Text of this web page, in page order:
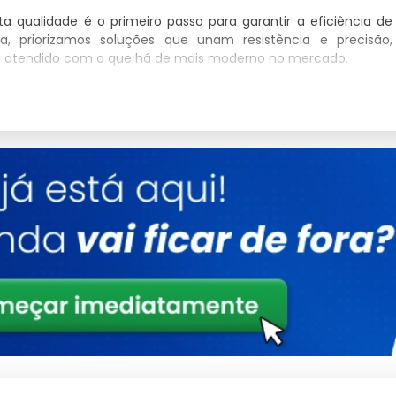
qualidade é o primeiro passo para garantir a eficiência de
priorizamos soluções que unam resistência e precisão,
com o que há de mais moderno no mercado.
Detalhes
Conformidade total com padrões de
Tratamento de proteção UV integrado
Consultoria Especializada
no sistema.
industrial.